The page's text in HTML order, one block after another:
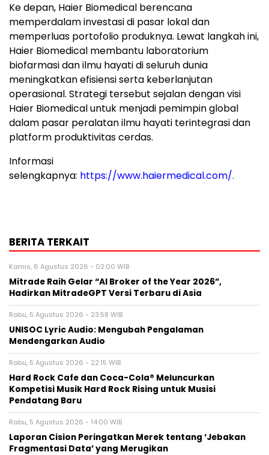
Ke depan, Haier Biomedical berencana
memperdalam investasi di pasar lokal dan
memperluas portofolio produknya. Lewat langkah ini,
Haier Biomedical membantu laboratorium
biofarmasi dan ilmu hayati di seluruh dunia
meningkatkan efisiensi serta keberlanjutan
operasional. Strategi tersebut sejalan dengan visi
Haier Biomedical untuk menjadi pemimpin global
dalam pasar peralatan ilmu hayati terintegrasi dan
platform produktivitas cerdas.
Informasi
selengkapnya: https://www.haiermedical.com/.
BERITA TERKAIT
Kamis, 6 Agustus 2026 - 02:00 WIB
Mitrade Raih Gelar “AI Broker of the Year 2026”,
Hadirkan MitradeGPT Versi Terbaru di Asia
Rabu, 5 Agustus 2026 - 23:58 WIB
UNISOC Lyric Audio: Mengubah Pengalaman
Mendengarkan Audio
Rabu, 5 Agustus 2026 - 22:15 WIB
Hard Rock Cafe dan Coca-Cola® Meluncurkan
Kompetisi Musik Hard Rock Rising untuk Musisi
Pendatang Baru
Rabu, 5 Agustus 2026 - 14:00 WIB
Laporan Cision Peringatkan Merek tentang ‘Jebakan
Fragmentasi Data’ yang Merugikan